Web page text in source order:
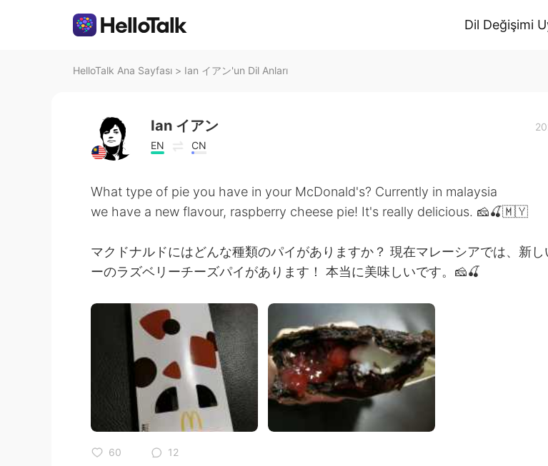
Dil Değişimi
HelloTalk Ana Sayfası > Ian イアン'un Dil Anları
Ian イアン
EN CN
What type of pie you have in your McDonald's? Currently in malaysia
we have a new flavour, raspberry cheese pie! It's really delicious. 🧀🍒🇲🇾
マクドナルドにはどんな種類のパイがありますか？ 現在マレーシアでは、新
ーのラズベリーチーズパイがあります！ 本当に美味しいです。🧀🍒
60 12